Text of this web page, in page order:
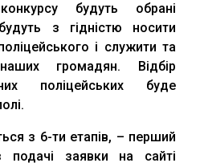
будуть обрані
з гідністю носити
і служити та
громадян. Відбір
поліцейських буде
з 6-ти етапів, – перший
подачі заявки на сайті